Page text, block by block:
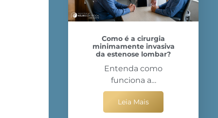
Como é a cirurgia
minimamente invasiva
da estenose lombar?
Entenda como
funciona a…
Leia Mais